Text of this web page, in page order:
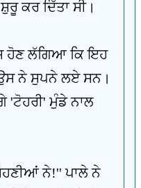
ਕਰ ਦਿੱਤਾ ਸੀ।
ਹੋਣ ਲੱਗਿਆ ਕਿ ਇਹ
ਨੇ ਸੁਪਨੇ ਲਏ ਸਨ।
'ਟੋਹਰੀ' ਮੁੰਡੇ ਨਾਲ
ਨੇ!'' ਪਾਲੇ ਨੇ